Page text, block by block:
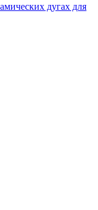
дугах для